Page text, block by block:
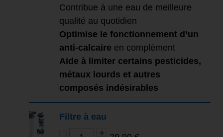
Contribue à une eau de meilleure
qualité au quotidien
Optimise le fonctionnement d’un
anti-calcaire en complément
Aide à limiter certains pesticides,
métaux lourds et autres
composés indésirables
Filtre à eau